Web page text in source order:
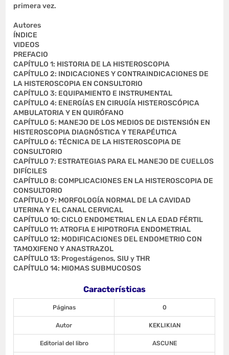
primera vez.
Autores
ÍNDICE
VIDEOS
PREFACIO
CAPÍTULO 1: HISTORIA DE LA HISTEROSCOPIA
CAPÍTULO 2: INDICACIONES Y CONTRAINDICACIONES DE
LA HISTEROSCOPIA EN CONSULTORIO
CAPÍTULO 3: EQUIPAMIENTO E INSTRUMENTAL
CAPÍTULO 4: ENERGÍAS EN CIRUGÍA HISTEROSCÓPICA
AMBULATORIA Y EN QUIRÓFANO
CAPÍTULO 5: MANEJO DE LOS MEDIOS DE DISTENSIÓN EN
HISTEROSCOPIA DIAGNÓSTICA Y TERAPÉUTICA
CAPÍTULO 6: TÉCNICA DE LA HISTEROSCOPIA DE
CONSULTORIO
CAPÍTULO 7: ESTRATEGIAS PARA EL MANEJO DE CUELLOS
DIFÍCILES
CAPÍTULO 8: COMPLICACIONES EN LA HISTEROSCOPIA DE
CONSULTORIO
CAPÍTULO 9: MORFOLOGÍA NORMAL DE LA CAVIDAD
UTERINA Y EL CANAL CERVICAL
CAPÍTULO 10: CICLO ENDOMETRIAL EN LA EDAD FÉRTIL
CAPÍTULO 11: ATROFIA E HIPOTROFIA ENDOMETRIAL
CAPÍTULO 12: MODIFICACIONES DEL ENDOMETRIO CON
TAMOXIFENO Y ANASTRAZOL
CAPÍTULO 13: Progestágenos, SIU y THR
CAPÍTULO 14: MIOMAS SUBMUCOSOS
Características
Páginas 0
Autor KEKLIKIAN
Editorial del libro ASCUNE